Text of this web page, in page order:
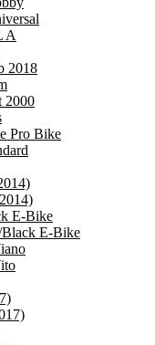
A
2018
2000
Pro Bike
E-Bike
E-Bike